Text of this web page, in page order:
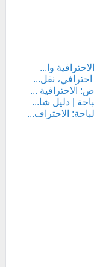
وا...
نقل...
الاحترافية ...
| دليل شا...
الاحتراف...